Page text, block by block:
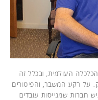
העולמית, ובכלל זה
על רקע המשבר, והפיטורים
חברות שמגייסות עובדים